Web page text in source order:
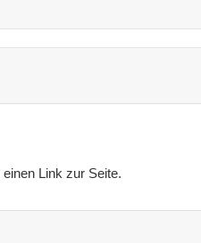
Link zur Seite.